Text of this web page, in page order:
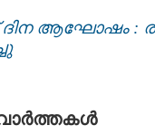
ദിന ആഘോഷം :